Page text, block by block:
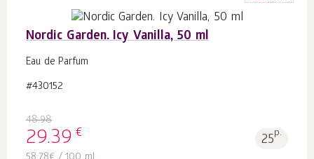
Nordic Garden. Icy Vanilla, 50 ml
Eau de Parfum
#430152
48.98
29.39 € 25p.